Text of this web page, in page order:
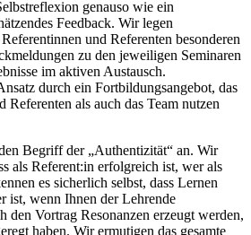
genauso wie ein
Feedback. Wir legen
und Referenten besonderen
zu den jeweiligen Seminaren
im aktiven Austausch.
durch ein Fortbildungsangebot, das
Referenten als auch das Team nutzen
Begriff der „Authentizität“ an. Wir
als Referent:in erfolgreich ist, wer als
es sicherlich selbst, dass Lernen
ist, wenn Ihnen der Lehrende
den Vortrag Resonanzen erzeugt werden,
haben. Wir ermutigen das gesamte